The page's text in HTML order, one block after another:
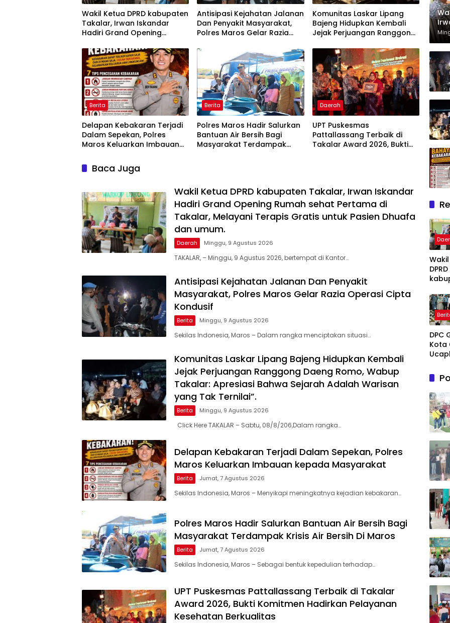
Wakil Ketua DPRD kabupaten
Takalar, Irwan Iskandar
Hadiri Grand Opening
Takalar, Melayani Terapis
Gratis untuk Pasien Dhuafa
dan umum.
Antisipasi Kejahatan Jalanan
Dan Penyakit Masyarakat,
Polres Maros Gelar Razia
Komunitas Laskar Lipang
Bajeng Hidupkan Kembali
Jejak Perjuangan Ranggong
Takalar: Apresiasi Bahwa
Sejarah Adalah Warisan
yang Tak Ternilai”.
Berita
Delapan Kebakaran Terjadi
Dalam Sepekan, Polres
Maros Keluarkan Imbauan
Berita
Polres Maros Hadir Salurkan
Bantuan Air Bersih Bagi
Masyarakat Terdampak
Daerah
UPT Puskesmas
Pattallassang Terbaik di
Takalar Award 2026, Bukti
Baca Juga
Wakil Ketua DPRD kabupaten Takalar, Irwan Iskandar
Hadiri Grand Opening Rumah sehat Pertama di
Takalar, Melayani Terapis Gratis untuk Pasien Dhuafa
dan umum.
Daerah Minggu, 9 Agustus 2026
TAKALAR, – Minggu, 9 Agustus 2026, bertempat di Kantor…
Antisipasi Kejahatan Jalanan Dan Penyakit
Masyarakat, Polres Maros Gelar Razia Operasi Cipta
Kondusif
Berita Minggu, 9 Agustus 2026
Sekilas Indonesia, Maros – Dalam rangka menciptakan situasi…
Komunitas Laskar Lipang Bajeng Hidupkan Kembali
Jejak Perjuangan Ranggong Daeng Romo, Wabup
Takalar: Apresiasi Bahwa Sejarah Adalah Warisan
yang Tak Ternilai”.
Berita Minggu, 9 Agustus 2026
Click Here TAKALAR – Sabtu, 08/8/206,Dalam rangka…
Delapan Kebakaran Terjadi Dalam Sepekan, Polres
Maros Keluarkan Imbauan kepada Masyarakat
Berita Jumat, 7 Agustus 2026
Sekilas Indonesia, Maros – Menyikapi meningkatnya kejadian kebakaran…
Polres Maros Hadir Salurkan Bantuan Air Bersih Bagi
Masyarakat Terdampak Krisis Air Bersih Di Maros
Berita Jumat, 7 Agustus 2026
Sekilas Indonesia, Maros – Sebagai bentuk kepedulian terhadap…
UPT Puskesmas Pattallassang Terbaik di Takalar
Award 2026, Bukti Komitmen Hadirkan Pelayanan
Kesehatan Berkualitas
DPRD
Irwan
DPC
Kota
untuk